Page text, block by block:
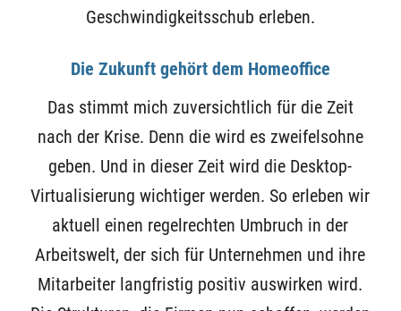
Geschwindigkeitsschub erleben.
Die Zukunft gehört dem Homeoffice
Das stimmt mich zuversichtlich für die Zeit
nach der Krise. Denn die wird es zweifelsohne
geben. Und in dieser Zeit wird die Desktop-
Virtualisierung wichtiger werden. So erleben wir
aktuell einen regelrechten Umbruch in der
Arbeitswelt, der sich für Unternehmen und ihre
Mitarbeiter langfristig positiv auswirken wird.